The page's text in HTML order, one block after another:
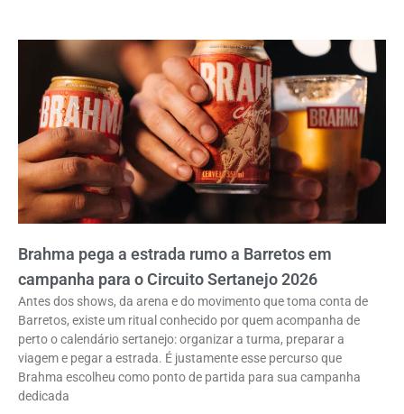
Brahma pega a estrada rumo a Barretos em
campanha para o Circuito Sertanejo 2026
Antes dos shows, da arena e do movimento que toma conta de
Barretos, existe um ritual conhecido por quem acompanha de
perto o calendário sertanejo: organizar a turma, preparar a
viagem e pegar a estrada. É justamente esse percurso que
Brahma escolheu como ponto de partida para sua campanha
dedicada